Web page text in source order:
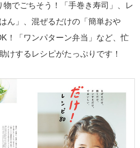
物でごちそう！「手巻き寿司」、レ
ん」、混ぜるだけの「簡単おや
！「ワンパターン弁当」など、忙
けするレシピがたっぷりです！